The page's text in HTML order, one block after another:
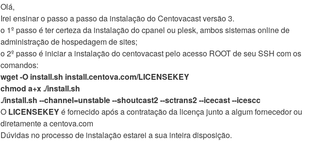
Olá,
Irei ensinar o passo a passo da instalação do Centovacast versão 3.
o 1º passo é ter certeza da instalação do cpanel ou plesk, ambos sistemas online de
administração de hospedagem de sites;
o 2º passo é iniciar a instalação do centovacast pelo acesso ROOT de seu SSH com os
comandos:
wget -O install.sh install.centova.com/LICENSEKEY
chmod a+x ./install.sh
./install.sh --channel=unstable --shoutcast2 --sctrans2 --icecast --icescc
O LICENSEKEYé fornecido após a contratação da licença junto a algum fornecedor ou
diretamente a centova.com
Dúvidas no processo de instalação estarei a sua inteira disposição.